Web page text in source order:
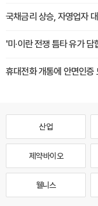
국채금리 상승, 자영업자
'미·이란 전쟁 틈타 유가
휴대전화 개통에 안면인증
산업
제약·바이오
웰니스